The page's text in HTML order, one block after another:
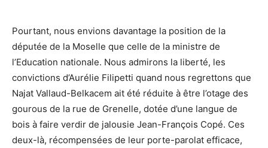
Pourtant, nous envions davantage la position de la
députée de la Moselle que celle de la ministre de
l’Education nationale. Nous admirons la liberté, les
convictions d’Aurélie Filipetti quand nous regrettons que
Najat Vallaud-Belkacem ait été réduite à être l’otage des
gourous de la rue de Grenelle, dotée d’une langue de
bois à faire verdir de jalousie Jean-François Copé. Ces
deux-là, récompensées de leur porte-parolat efficace,